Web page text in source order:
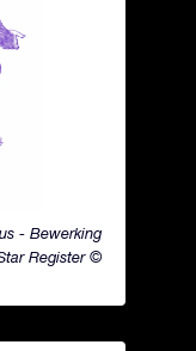
- Bewerking
Register ©